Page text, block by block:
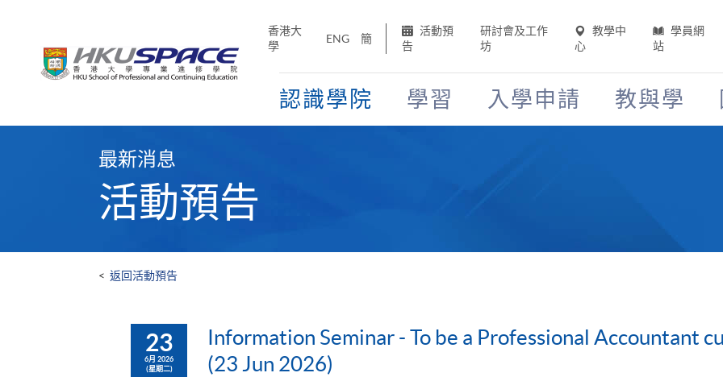
香港大
學
ENG 簡
活動預
告
研討會及工作
坊
教學中
心
學員網
站
認識學院 學習 入學申請 教與學
最新消息
活動預告
< 返回活動預告
23
6月 2026
(星期二)
Information Seminar - To be a Professional Accountant
(23 Jun 2026)